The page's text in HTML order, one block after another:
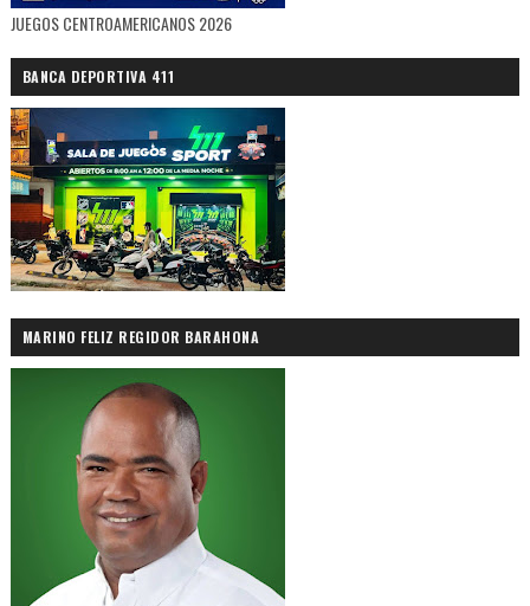
JUEGOS CENTROAMERICANOS 2026
BANCA DEPORTIVA 411
MARINO FELIZ REGIDOR BARAHONA